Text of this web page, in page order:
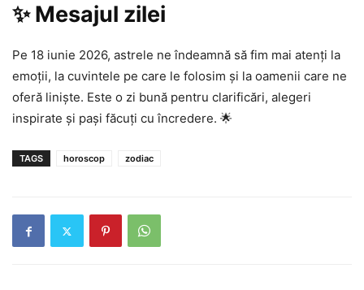
✨ Mesajul zilei
Pe 18 iunie 2026, astrele ne îndeamnă să fim mai atenți la
emoții, la cuvintele pe care le folosim și la oamenii care ne
oferă liniște. Este o zi bună pentru clarificări, alegeri
inspirate și pași făcuți cu încredere. 🌟
TAGS horoscop zodiac